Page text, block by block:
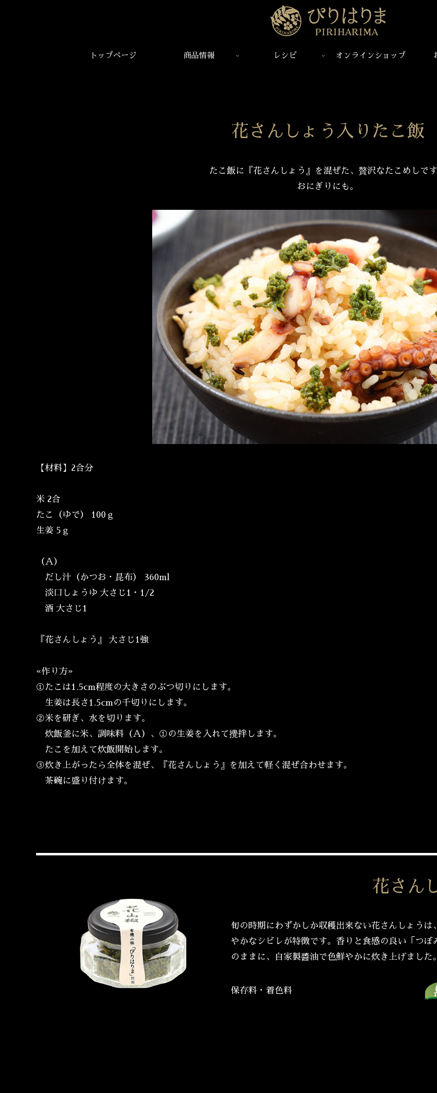
トップページ 商品情報 レシピ オンラインショップ
花さんしょう入りたこ飯
たこ飯に『花さんしょう』を混ぜた、贅沢なたこめしです
おにぎりにも。
【材料】2合分
米 2合
たこ（ゆで） 100ｇ
生姜 5ｇ
（Ａ）
だし汁（かつお・昆布） 360ml
淡口しょうゆ 大さじ1・1/2
酒 大さじ1
『花さんしょう』 大さじ1強
«作り方»
①たこは1.5cm程度の大きさのぶつ切りにします。
生姜は長さ1.5cmの千切りにします。
②米を研ぎ、水を切ります。
炊飯釜に米、調味料（Ａ）、①の生姜を入れて攪拌します。
たこを加えて炊飯開始します。
③炊き上がったら全体を混ぜ、『花さんしょう』を加えて軽く混ぜ合わせます。
茶碗に盛り付けます。
花さん
旬の時期にわずかしか収穫出来ない花さんしょう
やかなシビレが特徴です。香りと食感の良い「つ
のままに、自家製醬油で色鮮やかに炊き上げました。
保存料・着色料